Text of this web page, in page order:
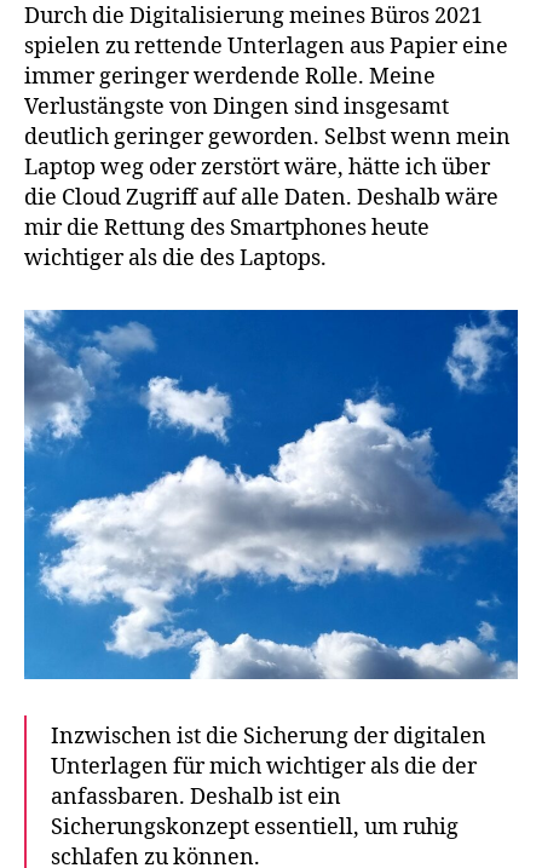
Durch die Digitalisierung meines Büros 2021
spielen zu rettende Unterlagen aus Papier eine
immer geringer werdende Rolle. Meine
Verlustängste von Dingen sind insgesamt
deutlich geringer geworden. Selbst wenn mein
Laptop weg oder zerstört wäre, hätte ich über
die Cloud Zugriff auf alle Daten. Deshalb wäre
mir die Rettung des Smartphones heute
wichtiger als die des Laptops.
Inzwischen ist die Sicherung der digitalen
Unterlagen für mich wichtiger als die der
anfassbaren. Deshalb ist ein
Sicherungskonzept essentiell, um ruhig
schlafen zu können.